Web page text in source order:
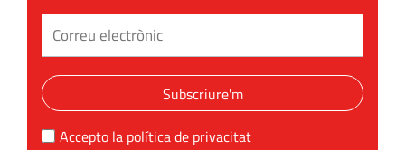
Subscriure'm
Accepto la política de privacitat